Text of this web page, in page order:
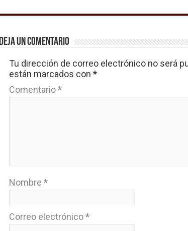
Deja un comentario
Tu dirección de correo electrónico no será
están marcados con *
Comentario*
Nombre *
Correo electrónico*